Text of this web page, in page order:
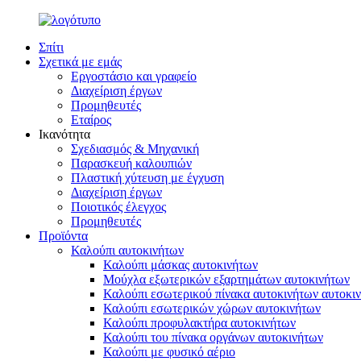
Σπίτι
Σχετικά με εμάς
Εργοστάσιο και γραφείο
Διαχείριση έργων
Προμηθευτές
Εταίρος
Ικανότητα
Σχεδιασμός & Μηχανική
Παρασκευή καλουπιών
Πλαστική χύτευση με έγχυση
Διαχείριση έργων
Ποιοτικός έλεγχος
Προμηθευτές
Προϊόντα
Καλούπι αυτοκινήτων
Καλούπι μάσκας αυτοκινήτων
Μούχλα εξωτερικών εξαρτημάτων αυτοκινήτων
Καλούπι εσωτερικού πίνακα αυτοκινήτων
Καλούπι εσωτερικών χώρων αυτοκινήτων
Καλούπι προφυλακτήρα αυτοκινήτων
Καλούπι του πίνακα οργάνων αυτοκινήτων
Καλούπι με φυσικό αέριο